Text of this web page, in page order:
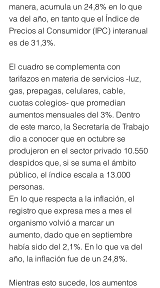
manera, acumula un 24,8% en lo que
va del año, en tanto que el Índice de
Precios al Consumidor (IPC) interanual
es de 31,3%.
El cuadro se complementa con
tarifazos en materia de servicios -luz,
gas, prepagas, celulares, cable,
cuotas colegios- que promedian
aumentos mensuales del 3%. Dentro
de este marco, la Secretaría de Trabajo
dio a conocer que en octubre se
produjeron en el sector privado 10.550
despidos que, si se suma el ámbito
público, el índice escala a 13.000
personas.
En lo que respecta a la inflación, el
registro que expresa mes a mes el
organismo volvió a marcar un
aumento, dado que en septiembre
había sido del 2,1%. En lo que va del
año, la inflación fue de un 24,8%.
Mientras esto sucede, los aumentos